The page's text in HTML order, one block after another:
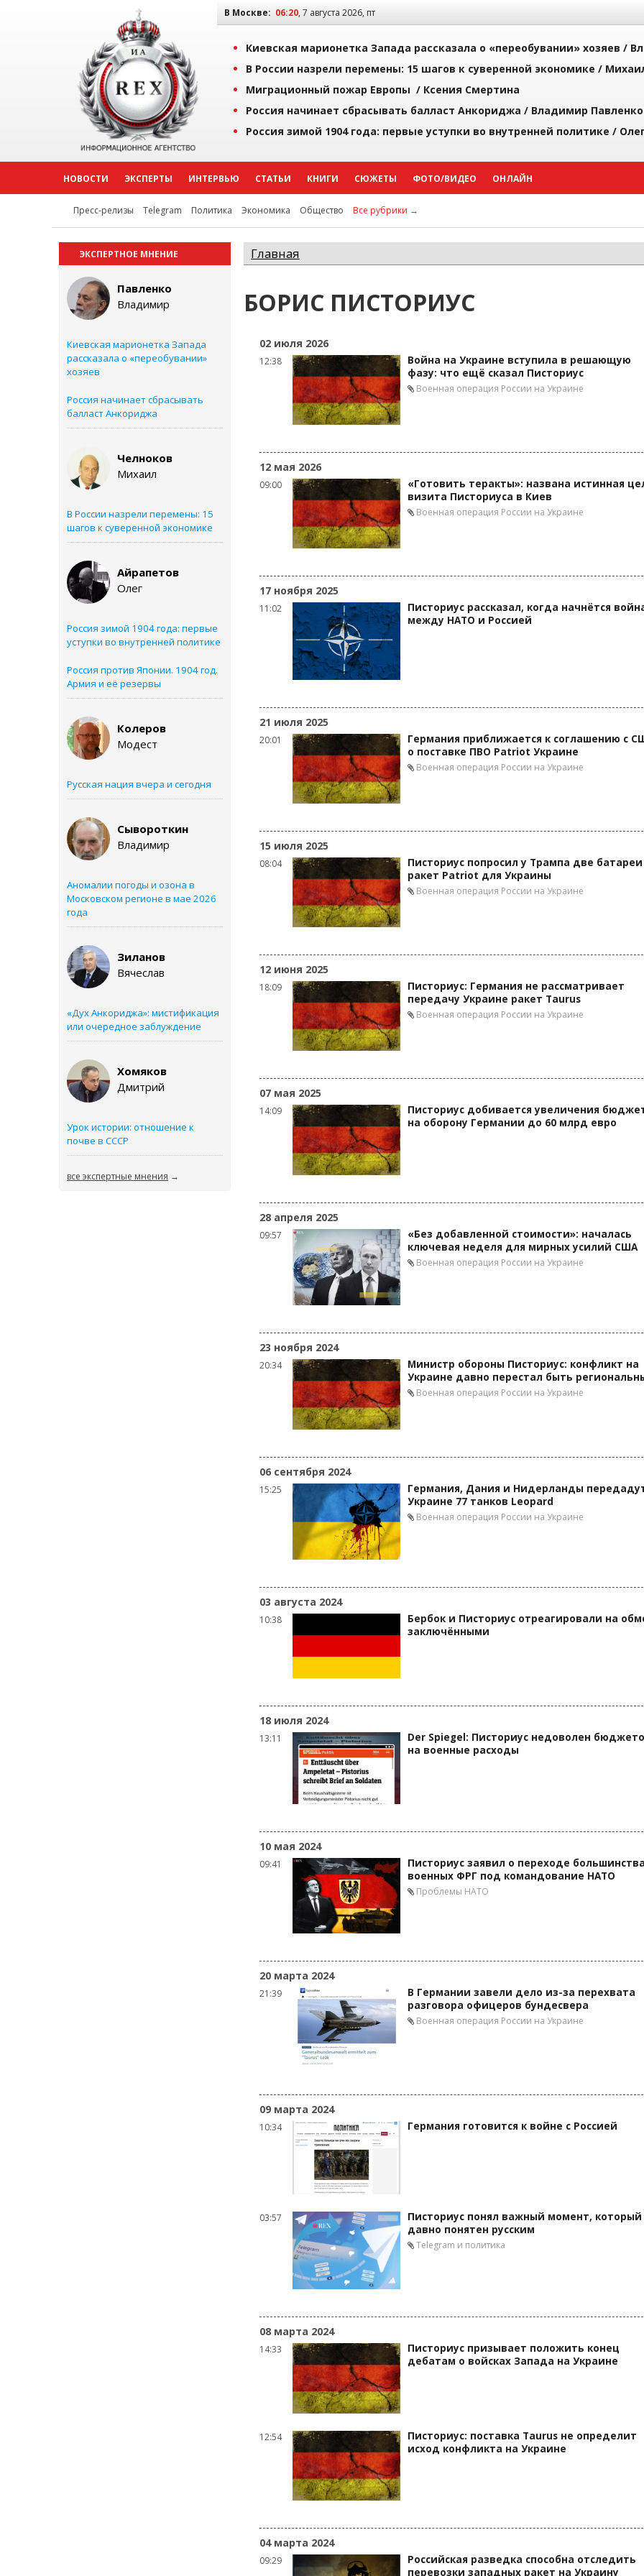
В Москве: 06:20, 7 августа 2026, пт
Киевская марионетка Запада рассказала о «переобувании» хозяев /
В России назрели перемены: 15 шагов к суверенной экономике /
Миграционный пожар Европы / Ксения Смертина
Россия начинает сбрасывать балласт Анкориджа / Владимир Павленко
Россия зимой 1904 года: первые уступки во внутренней политике /
НОВОСТИ ЭКСПЕРТЫ ИНТЕРВЬЮ СТАТЬИ КНИГИ СЮЖЕТЫ ФОТО/ВИДЕО ОНЛАЙН
Пресс-релизы Telegram Политика Экономика Общество Все рубрики →
ЭКСПЕРТНОЕ МНЕНИЕ
Павленко
Владимир
Киевская марионетка Запада
рассказала о «переобувании»
хозяев
Россия начинает сбрасывать
балласт Анкориджа
Челноков
Михаил
В России назрели перемены: 15
шагов к суверенной экономике
Айрапетов
Олег
Россия зимой 1904 года: первые
уступки во внутренней политике
Россия против Японии. 1904 год.
Армия и её резервы
Колеров
Модест
Русская нация вчера и сегодня
Сывороткин
Владимир
Аномалии погоды и озона в
Московском регионе в мае 2026
года
Зиланов
Вячеслав
«Дух Анкориджа»: мистификация
или очередное заблуждение
Хомяков
Дмитрий
Урок истории: отношение к
почве в СССР
все экспертные мнения →
Главная
БОРИС ПИСТОРИУС
02 июля 2026
12:38
Война на Украине вступила в решающую
фазу: что ещё сказал Писториус
Военная операция России на Украине
12 мая 2026
09:00
«Готовить теракты»: названа истинная
визита Писториуса в Киев
Военная операция России на Украине
17 ноября 2025
11:02
Писториус рассказал, когда начнётся
между НАТО и Россией
21 июля 2025
20:01
Германия приближается к соглашению с
о поставке ПВО Patriot Украине
Военная операция России на Украине
15 июля 2025
08:04
Писториус попросил у Трампа две батареи
ракет Patriot для Украины
Военная операция России на Украине
12 июня 2025
18:09
Писториус: Германия не рассматривает
передачу Украине ракет Taurus
Военная операция России на Украине
07 мая 2025
14:09
Писториус добивается увеличения
на оборону Германии до 60 млрд евро
28 апреля 2025
09:57
«Без добавленной стоимости»: началась
ключевая неделя для мирных усилий США
Военная операция России на Украине
23 ноября 2024
20:34
Министр обороны Писториус: конфликт на
Украине давно перестал быть
Военная операция России на Украине
06 сентября 2024
15:25
Германия, Дания и Нидерланды
Украине 77 танков Leopard
Военная операция России на Украине
03 августа 2024
10:38
Бербок и Писториус отреагировали на
заключёнными
18 июля 2024
13:11
Der Spiegel: Писториус недоволен
на военные расходы
10 мая 2024
09:41
Писториус заявил о переходе
военных ФРГ под командование НАТО
Проблемы НАТО
20 марта 2024
21:39
В Германии завели дело из-за перехвата
разговора офицеров бундесвера
Военная операция России на Украине
09 марта 2024
10:34 Германия готовится к войне с Россией
03:57
Писториус понял важный момент, который
давно понятен русским
Telegram и политика
08 марта 2024
14:33
Писториус призывает положить конец
дебатам о войсках Запада на Украине
12:54
Писториус: поставка Taurus не определит
исход конфликта на Украине
04 марта 2024
09:29
Российская разведка способна отследить
перевозки западных ракет на Украину